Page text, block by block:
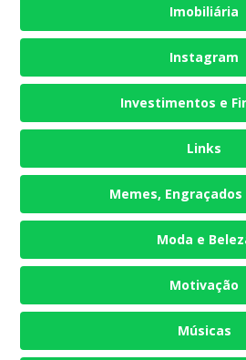
Imobiliária
Instagram
Investimentos e
Links
Memes,
Moda e
Motivação
Músicas